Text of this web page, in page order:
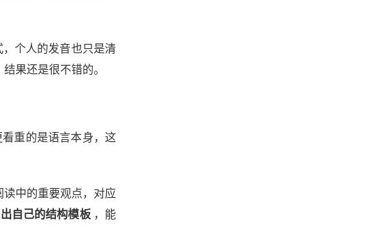
个人的发音也只是清
果还是很不错的。
重的是语言本身，这
中的重要观点，对应
自己的结构模板，能